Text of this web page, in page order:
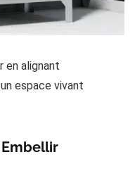
en alignant
espace vivant